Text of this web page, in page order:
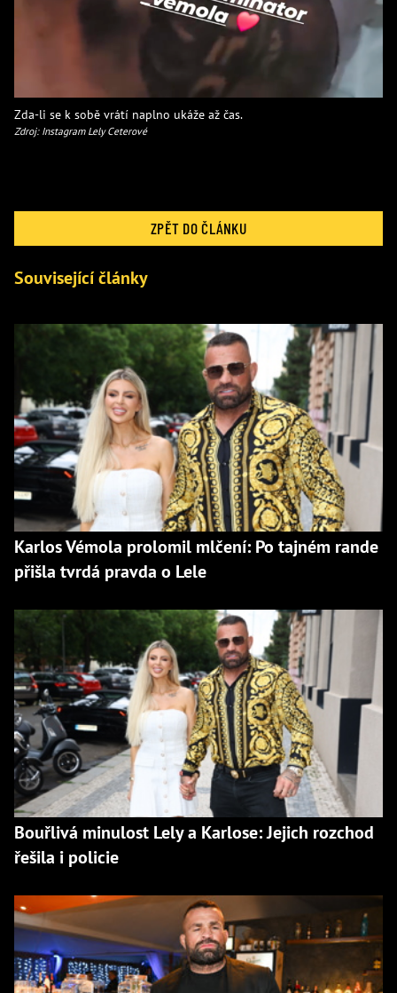
Zda-li se k sobě vrátí naplno ukáže až čas.
Zdroj: Instagram Lely Ceterové
ZPĚT DO ČLÁNKU
Související články
Karlos Vémola prolomil mlčení: Po tajném rande
přišla tvrdá pravda o Lele
Bouřlivá minulost Lely a Karlose: Jejich rozchod
řešila i policie